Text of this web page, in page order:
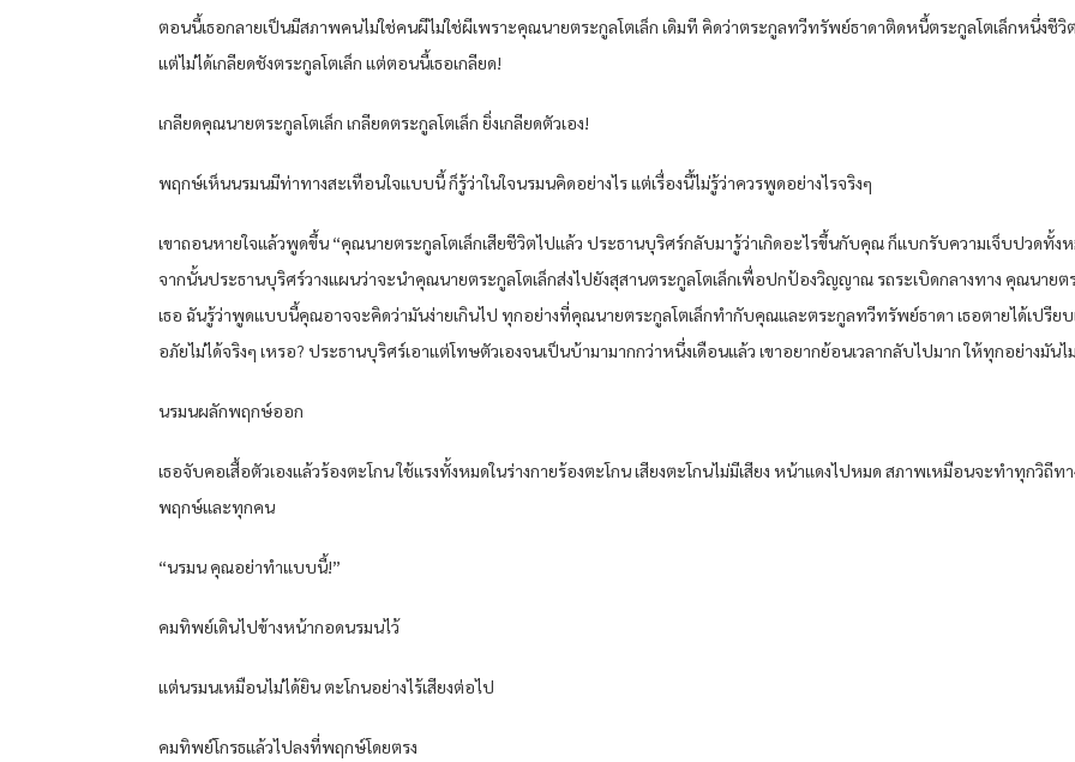
ตอนนี้เธอกลายเป็นมีสภาพคนไม่ใช่คนผีไม่ใช่ผีเพราะคุณนายตระกูลโตเล็ก เดิมที คิดว่าตระกูลทวีทรัพย์ธาดาติดหนี้ตระกูลโตเล็กหนึ่งชีวิ
แต่ไม่ได้เกลียดชังตระกูลโตเล็ก แต่ตอนนี้เธอเกลียด!
เกลียดคุณนายตระกูลโตเล็ก เกลียดตระกูลโตเล็ก ยิ่งเกลียดตัวเอง!
พฤกษ์เห็นนรมนมีท่าทางสะเทือนใจแบบนี้ ก็รู้ว่าในใจนรมนคิดอย่างไร แต่เรื่องนี้ไม่รู้ว่าควรพูดอย่างไรจริงๆ
เขาถอนหายใจแล้วพูดขึ้น “คุณนายตระกูลโตเล็กเสียชีวิตไปแล้ว ประธานบุริศร์กลับมารู้ว่าเกิดอะไรขึ้นกับคุณ ก็แบกรับความเจ็บปวดทั้ง
จากนั้นประธานบุริศร์วางแผนว่าจะนำคุณนายตระกูลโตเล็กส่งไปยังสุสานตระกูลโตเล็กเพื่อปกป้องวิญญาณ รถระเบิดกลางทาง คุณนาย
เธอ ฉันรู้ว่าพูดแบบนี้คุณอาจจะคิดว่ามันง่ายเกินไป ทุกอย่างที่คุณนายตระกูลโตเล็กทำกับคุณและตระกูลทวีทรัพย์ธาดา เธอตายได้เปรี
อภัยไม่ได้จริงๆ เหรอ? ประธานบุริศร์เอาแต่โทษตัวเองจนเป็นบ้ามามากกว่าหนึ่งเดือนแล้ว เขาอยากย้อนเวลากลับไปมาก ให้ทุกอย่างมัน
นรมนผลักพฤกษ์ออก
เธอจับคอเสื้อตัวเองแล้วร้องตะโกน ใช้แรงทั้งหมดในร่างกายร้องตะโกน เสียงตะโกนไม่มีเสียง หน้าแดงไปหมด สภาพเหมือนจะทำทุกวิถี
พฤกษ์และทุกคน
“นรมน คุณอย่าทำแบบนี้!”
คมทิพย์เดินไปข้างหน้ากอดนรมนไว้
แต่นรมนเหมือนไม่ได้ยิน ตะโกนอย่างไร้เสียงต่อไป
คมทิพย์โกรธแล้วไปลงที่พฤกษ์โดยตรง